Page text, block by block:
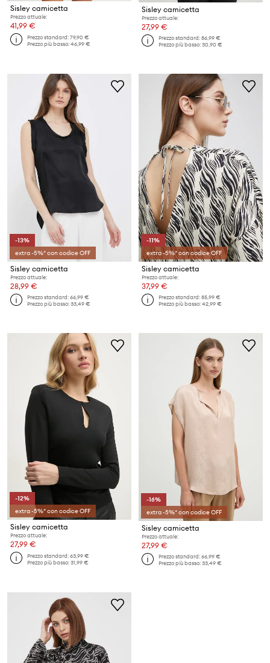
Sisley camicetta
Prezzo attuale:
41,99 €
Prezzo standard:79,90 €
Prezzo più basso:46,99 €
Sisley camicetta
Prezzo attuale:
27,99 €
Prezzo standard:86,99 €
Prezzo più basso:30,90 €
-13%
extra -5%* con codice OFF
Sisley camicetta
Prezzo attuale:
28,99 €
Prezzo standard:66,99 €
Prezzo più basso:33,49 €
-11%
extra -5%* con codice OFF
Sisley camicetta
Prezzo attuale:
37,99 €
Prezzo standard:85,99 €
Prezzo più basso:42,99 €
-12%
extra -5%* con codice OFF
Sisley camicetta
Prezzo attuale:
27,99 €
Prezzo standard:63,99 €
Prezzo più basso:31,99 €
-16%
extra -5%* con codice OFF
Sisley camicetta
Prezzo attuale:
27,99 €
Prezzo standard:66,99 €
Prezzo più basso:33,49 €